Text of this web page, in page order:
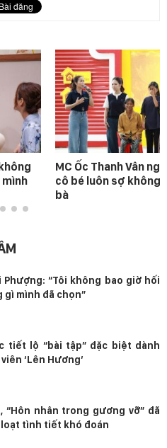
mình
MC Ốc Thanh Vân
cô bé luôn sợ không
bà
Phượng: “Tôi không bao giờ hối
gì mình đã chọn”
tiết lộ “bài tập” đặc biệt dành
‘Lên Hương’
“Hôn nhân trong gương vỡ” đã
loạt tình tiết khó đoán